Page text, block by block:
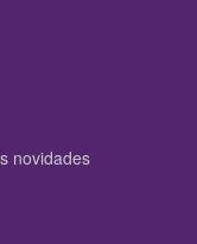
novidades